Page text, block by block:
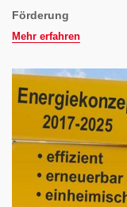
Förderung
Mehr erfahren